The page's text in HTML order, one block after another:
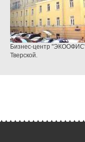
Бизнес-центр
Тверской.